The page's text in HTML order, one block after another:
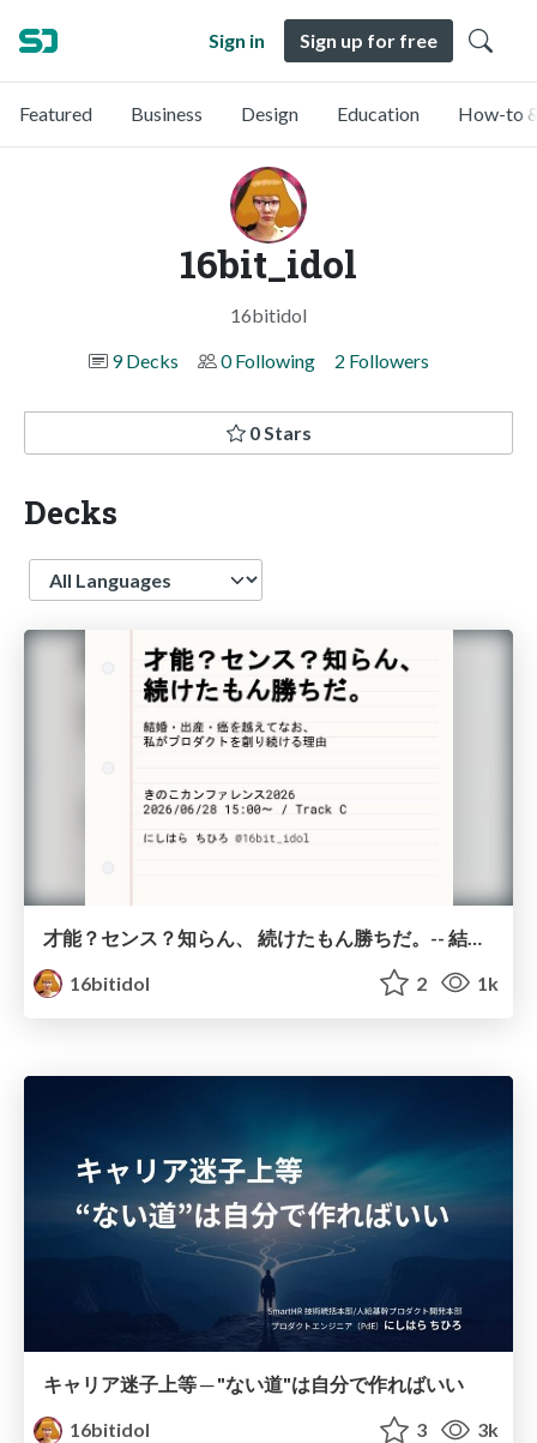
Sign in Sign up for free
Featured Business Design Education How-to
16bit_idol
16bitidol
9 Decks
0 Following 2 Followers
0 Stars
Decks
Language
16bitidol
2 1k
キャリア迷子上等 ─ "ない道"は自分で作ればいい
16bitidol
3 3k